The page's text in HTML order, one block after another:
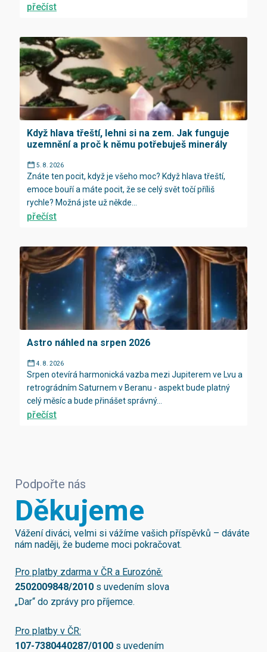
přečíst
Když hlava třeští, lehni si na zem. Jak funguje
uzemnění a proč k němu potřebuješ minerály
5. 8. 2026
Znáte ten pocit, když je všeho moc? Když hlava třeští,
emoce bouří a máte pocit, že se celý svět točí příliš
rychle? Možná jste už někde...
přečíst
Astro náhled na srpen 2026
4. 8. 2026
Srpen otevírá harmonická vazba mezi Jupiterem ve Lvu a
retrográdním Saturnem v Beranu - aspekt bude platný
celý měsíc a bude přinášet správný...
přečíst
Podpořte nás
Děkujeme
Vážení diváci, velmi si vážíme vašich příspěvků – dáváte
nám naději, že budeme moci pokračovat.
Pro platby zdarma v ČR a Eurozóně:
2502009848/2010 s uvedením slova
„Dar“ do zprávy pro příjemce.
Pro platby v ČR:
107-7380440287/0100 s uvedením